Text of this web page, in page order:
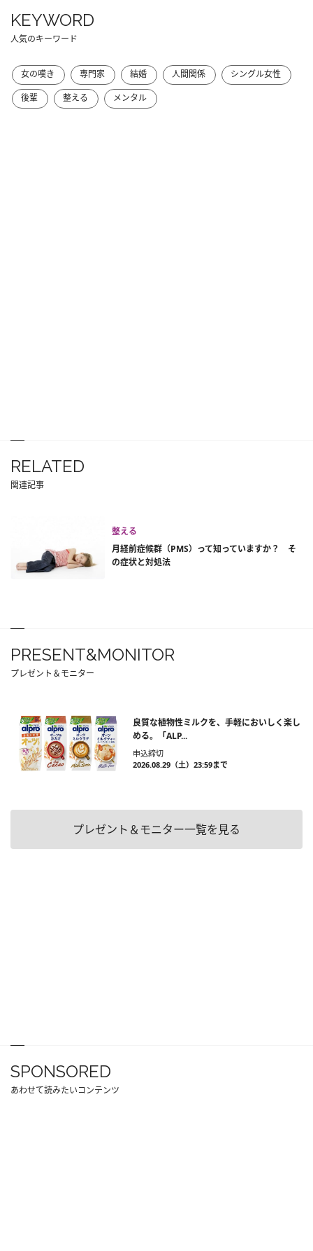
KEYWORD
人気のキーワード
女の嘆き 専門家 結婚 人間関係
シングル女性
後輩
整える メンタル
RELATED
関連記事
整える
月経前症候群（PMS）って知っていますか？ そ
の症状と対処法
PRESENT&MONITOR
プレゼント＆モニター
良質な植物性ミルクを、手軽においしく楽し
める。「ALP...
申込締切
2026.08.29（土）23:59まで
プレゼント＆モニター一覧を見る
SPONSORED
あわせて読みたいコンテンツ